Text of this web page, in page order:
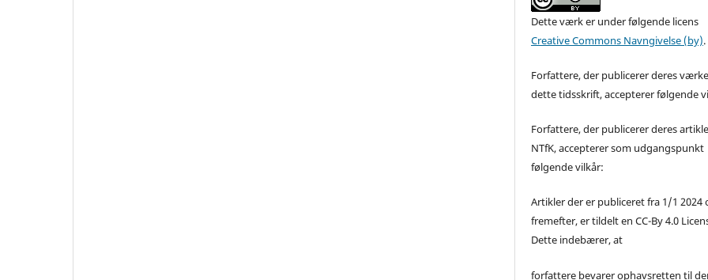
Dette værk er under følgende licens
Creative Commons Navngivelse (by).
Forfattere, der publicerer deres
dette tidsskrift, accepterer følgende
Forfattere, der publicerer deres
NTfK, accepterer som udgangspunkt
følgende vilkår:
Artikler der er publiceret fra 1/1 2024
fremefter, er tildelt en CC-By 4.0
Dette indebærer, at
forfattere bevarer ophavsretten til